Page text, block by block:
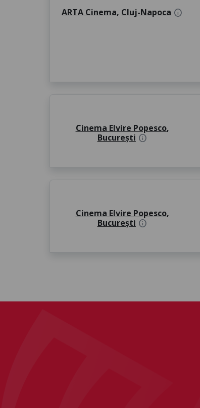
ARTA Cinema, Cluj-Napoca info
Cinema Elvire Popesco,
București info
Cinema Elvire Popesco,
București info